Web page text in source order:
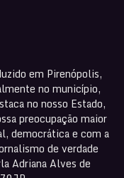
em Pirenópolis,
no município,
no nosso Estado,
preocupação maior
democrática e com a
de verdade
Adriana Alves de